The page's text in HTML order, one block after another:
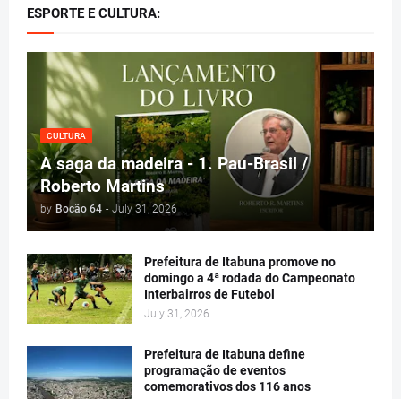
ESPORTE E CULTURA:
CULTURA
A saga da madeira - 1. Pau-Brasil /
Roberto Martins
by Bocão 64 - July 31, 2026
Prefeitura de Itabuna promove no
domingo a 4ª rodada do Campeonato
Interbairros de Futebol
July 31, 2026
Prefeitura de Itabuna define
programação de eventos
comemorativos dos 116 anos